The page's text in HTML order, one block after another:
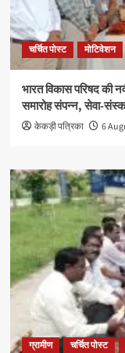
चर्चित पोस्ट मोटिवेशन
भारत विकास परिषद की
समारोह संपन्न, सेवा-
केकड़ी पत्रिका 6
ग्रामीण चर्चित पोस्ट